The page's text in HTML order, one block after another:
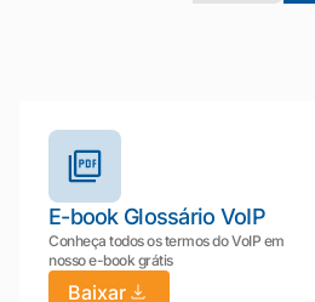
E-book Glossário VoIP
Conheça todos os termos do VoIP em
nosso e-book grátis
Baixar